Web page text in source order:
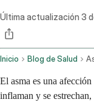
Última actualización 3
Inicio Blog de Salud
El asma es una
inflaman y se